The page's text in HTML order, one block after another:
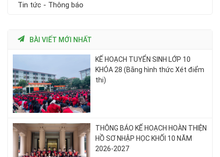
Tin tức - Thông báo
BÀI VIẾT MỚI NHẤT
KẾ HOẠCH TUYỂN SINH LỚP 10
KHÓA 28 (Bằng hình thức Xét điểm
thi)
THÔNG BÁO KẾ HOẠCH HOÀN THIỆN
HỒ SƠ NHẬP HỌC KHỐI 10 NĂM
2026-2027